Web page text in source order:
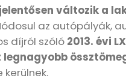
változik a
az autópályák,
díjról szóló 2013. évi
kerülnek.